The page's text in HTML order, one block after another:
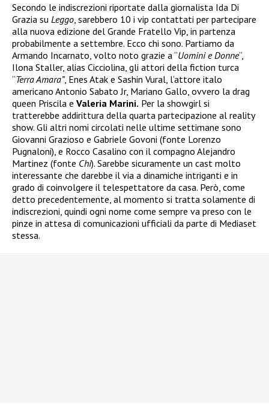
Secondo le indiscrezioni riportate dalla giornalista Ida Di
Grazia su Leggo , sarebbero 10 i vip contattati per partecipare
alla nuova edizione del Grande Fratello Vip, in partenza
probabilmente a settembre. Ecco chi sono. Partiamo da
Armando Incarnato, volto noto grazie a “Uomini e Donne“,
Ilona Staller, alias Cicciolina, gli attori della fiction turca
“Terra Amara”, Enes Atak e Sashin Vural, l’attore italo
americano Antonio Sabato Jr, Mariano Gallo, ovvero la drag
queen Priscila e Valeria Marini. Per la showgirl si
tratterebbe addirittura della quarta partecipazione al reality
show. Gli altri nomi circolati nelle ultime settimane sono
Giovanni Grazioso e Gabriele Govoni (fonte Lorenzo
Pugnaloni), e Rocco Casalino con il compagno Alejandro
Martinez (fonte Chi). Sarebbe sicuramente un cast molto
interessante che darebbe il via a dinamiche intriganti e in
grado di coinvolgere il telespettatore da casa. Però, come
detto precedentemente, al momento si tratta solamente di
indiscrezioni, quindi ogni nome come sempre va preso con le
pinze in attesa di comunicazioni ufficiali da parte di Mediaset
stessa.